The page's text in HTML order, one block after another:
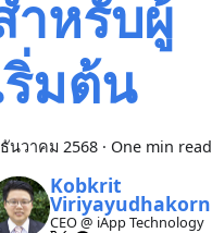
ำหรับผู้
ริ่มต้น
นวาคม 2568 · One min read
Kobkrit
Viriyayudhakorn
CEO @ iApp Technology